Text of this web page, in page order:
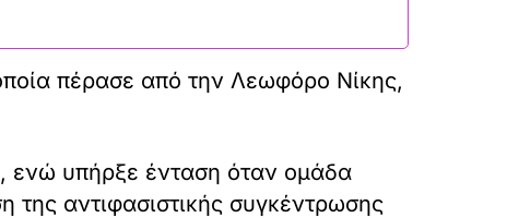
πέρασε από την Λεωφόρο Νίκης,
ενώ υπήρξε ένταση όταν ομάδα
αντιφασιστικής συγκέντρωσης